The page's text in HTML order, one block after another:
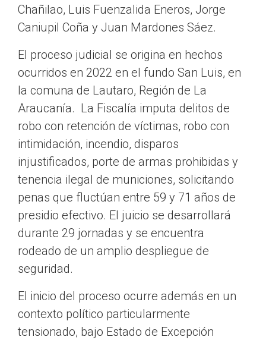
Chañilao, Luis Fuenzalida Eneros, Jorge
Caniupil Coña y Juan Mardones Sáez.
El proceso judicial se origina en hechos
ocurridos en 2022 en el fundo San Luis, en
la comuna de Lautaro, Región de La
Araucanía. La Fiscalía imputa delitos de
robo con retención de víctimas, robo con
intimidación, incendio, disparos
injustificados, porte de armas prohibidas y
tenencia ilegal de municiones, solicitando
penas que fluctúan entre 59 y 71 años de
presidio efectivo. El juicio se desarrollará
durante 29 jornadas y se encuentra
rodeado de un amplio despliegue de
seguridad.
El inicio del proceso ocurre además en un
contexto político particularmente
tensionado, bajo Estado de Excepción